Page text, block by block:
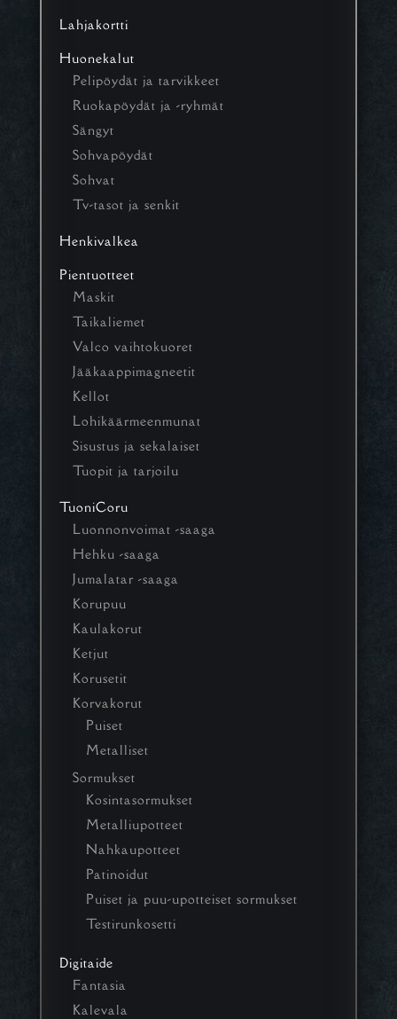
Lahjakortti
Huonekalut
Pelipöydät ja tarvikkeet
Ruokapöydät ja -ryhmät
Sängyt
Sohvapöydät
Sohvat
Tv-tasot ja senkit
Henkivalkea
Pientuotteet
Maskit
Taikaliemet
Valco vaihtokuoret
Jääkaappimagneetit
Kellot
Lohikäärmeenmunat
Sisustus ja sekalaiset
Tuopit ja tarjoilu
TuoniCoru
Luonnonvoimat -saaga
Hehku -saaga
Jumalatar -saaga
Korupuu
Kaulakorut
Ketjut
Korusetit
Korvakorut
Puiset
Metalliset
Sormukset
Kosintasormukset
Metalliupotteet
Nahkaupotteet
Patinoidut
Puiset ja puu-upotteiset sormukset
Testirunkosetti
Digitaide
Fantasia
Kalevala